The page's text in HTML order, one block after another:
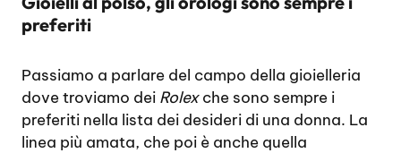
preferiti
Passiamo a parlare del campo della gioielleria
dove troviamo dei Rolexche sono sempre i
preferiti nella lista dei desideri di una donna. La
linea più amata, che poi è anche quella